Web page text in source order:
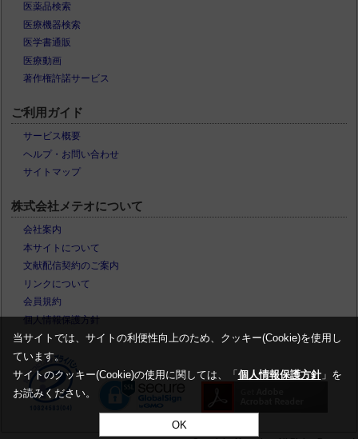
医薬品検索
医療機器検索
医学書通販
医療動画
著作権許諾サービス
ご利用ガイド
サービス概要
ヘルプ・お問い合わせ
サイトマップ
株式会社メテオについて
会社案内
本サイトについて
文献配信契約のご案内
リンクについて
会員規約
個人情報保護方針
当サイトでは、サイトの利便性向上のため、クッキー(Cookie)を使用し
ています。
サイトのクッキー(Cookie)の使用に関しては、「 個人情報保護方針」を
お読みください。
OK